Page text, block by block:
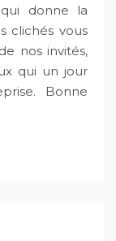
donne la
clichés vous
nos invités,
qui un jour
Bonne